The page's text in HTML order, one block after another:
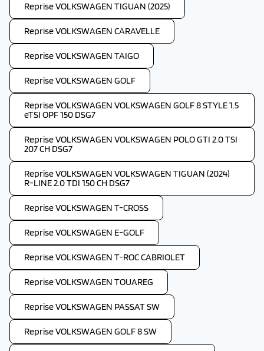
Reprise VOLKSWAGEN TIGUAN (2025)
Reprise VOLKSWAGEN CARAVELLE
Reprise VOLKSWAGEN TAIGO
Reprise VOLKSWAGEN GOLF
Reprise VOLKSWAGEN VOLKSWAGEN GOLF 8 STYLE 1.5
eTSI OPF 150 DSG7
Reprise VOLKSWAGEN VOLKSWAGEN POLO GTI 2.0 TSI
207 CH DSG7
Reprise VOLKSWAGEN VOLKSWAGEN TIGUAN (2024)
R-LINE 2.0 TDI 150 CH DSG7
Reprise VOLKSWAGEN T-CROSS
Reprise VOLKSWAGEN E-GOLF
Reprise VOLKSWAGEN T-ROC CABRIOLET
Reprise VOLKSWAGEN TOUAREG
Reprise VOLKSWAGEN PASSAT SW
Reprise VOLKSWAGEN GOLF 8 SW